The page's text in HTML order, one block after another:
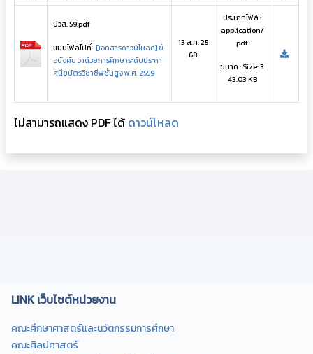
ปวส. 59.pdf
แนบไฟล์ไปที่ :[เอกสารดาวน์โหลด]:ข้
อบังคับ ว่าด้วยการศึกษาระดับประกา
ศนียบัตรวิชาชีพชั้นสูง พ.ศ. 2559
13 ส.ค. 25
68
ประเภทไฟล์ :
application/
pdf
ขนาด : Size: 3
43.03 KB
ไม่สามารถแสดง PDF ได้ ดาวน์โหลด
LINK เว็บไซต์หน่วยงาน
คณะศึกษาศาสตร์และนวัตกรรมการศึกษา
คณะศิลปศาสตร์